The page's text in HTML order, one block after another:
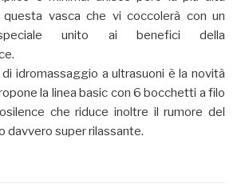
vasca che vi coccolerà con un
unito ai benefici della
idromassaggio a ultrasuoni è la novità
la linea basic con 6 bocchetti a filo
che riduce inoltre il rumore del
davvero super rilassante.